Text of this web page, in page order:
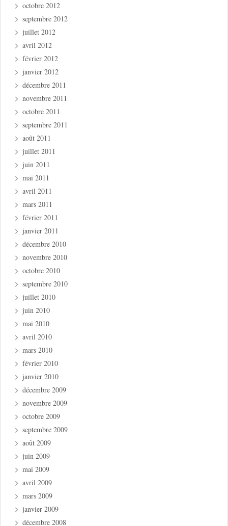
octobre 2012
septembre 2012
juillet 2012
avril 2012
février 2012
janvier 2012
décembre 2011
novembre 2011
octobre 2011
septembre 2011
août 2011
juillet 2011
juin 2011
mai 2011
avril 2011
mars 2011
février 2011
janvier 2011
décembre 2010
novembre 2010
octobre 2010
septembre 2010
juillet 2010
juin 2010
mai 2010
avril 2010
mars 2010
février 2010
janvier 2010
décembre 2009
novembre 2009
octobre 2009
septembre 2009
août 2009
juin 2009
mai 2009
avril 2009
mars 2009
janvier 2009
décembre 2008